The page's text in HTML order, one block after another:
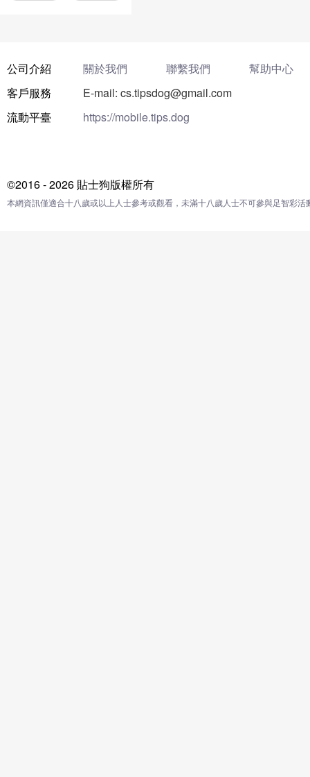
公司介紹 關於我們 聯繫我們
幫助中心
客戶服務
E-mail: cs.tipsdog@gmail.com
流動平臺
https://mobile.tips.dog
©2016 - 2026 貼士狗版權所有
本網資訊僅適合十八歲或以上人士參考或觀看，未滿十八歲人士不可參與足智彩